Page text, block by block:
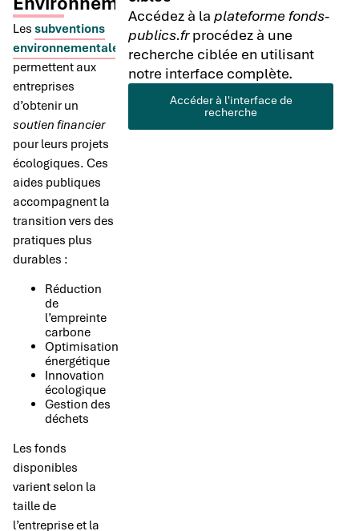
Les subventions
environnementales
permettent aux
entreprises
d’obtenir un
soutien financier
pour leurs projets
écologiques. Ces
aides publiques
accompagnent la
transition vers des
pratiques plus
durables :
Réduction
de
l’empreinte
carbone
Optimisation
énergétique
Innovation
écologique
Gestion des
déchets
Les fonds
disponibles
varient selon la
taille de
l’entreprise et la
Accédez à laplateforme fonds-
publics.frprocédez à une
recherche ciblée en utilisant
notre interface complète.
Accéder à l'interface de
recherche